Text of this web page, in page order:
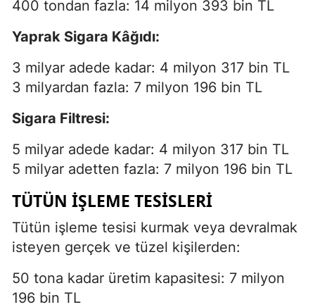
400 tondan fazla: 14 milyon 393 bin TL
Yaprak Sigara Kâğıdı:
3 milyar adede kadar: 4 milyon 317 bin TL
3 milyardan fazla: 7 milyon 196 bin TL
Sigara Filtresi:
5 milyar adede kadar: 4 milyon 317 bin TL
5 milyar adetten fazla: 7 milyon 196 bin TL
TÜTÜN İŞLEME TESISLERI
Tütün işleme tesisi kurmak veya devralmak
isteyen gerçek ve tüzel kişilerden:
50 tona kadar üretim kapasitesi: 7 milyon
196 bin TL